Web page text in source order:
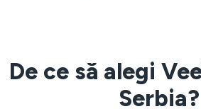
De ce să alegi
Serbia?